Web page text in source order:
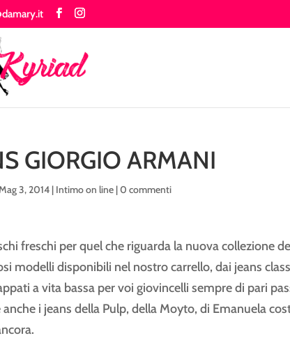
GIORGIO ARMANI
Mag 3, 2014 | Intimo on line |0 commenti
freschi per quel che riguarda la nuova collezione
modelli disponibili nel nostro carrello, dai jeans
a vita bassa per voi giovincelli sempre di pari
i jeans della Pulp, della Moyto, di Emanuela